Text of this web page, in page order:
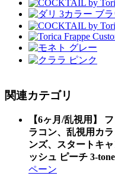
関連カテゴリ
【6ヶ月/乱視用】
ラコン、乱視用カ
ンズ、スタートキ
ッシュ ピーチ 3-
ペーン